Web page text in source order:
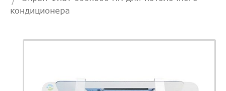
кондиционера